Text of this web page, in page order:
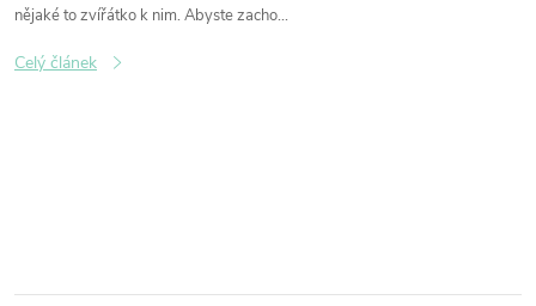
nějaké to zvířátko k nim. Abyste zacho...
Celý článek
á